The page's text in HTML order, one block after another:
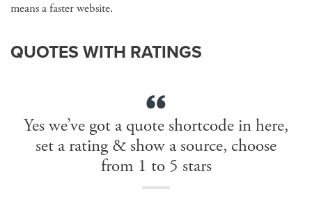
means a faster website.
QUOTES WITH RATINGS
Yes we’ve got a quote shortcode in here,
set a rating & show a source, choose
from 1 to 5 stars